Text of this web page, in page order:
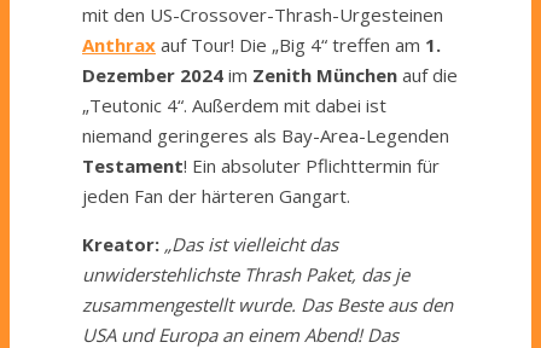
mit den US-Crossover-Thrash-Urgesteinen
Anthrax auf Tour! Die „Big 4“ treffen am 1.
Dezember 2024 im Zenith München auf die
„Teutonic 4“. Außerdem mit dabei ist
niemand geringeres als Bay-Area-Legenden
Testament! Ein absoluter Pflichttermin für
jeden Fan der härteren Gangart.
Kreator: „Das ist vielleicht das
unwiderstehlichste Thrash Paket, das je
zusammengestellt wurde. Das Beste aus den
USA und Europa an einem Abend! Das